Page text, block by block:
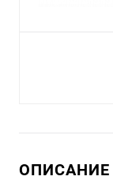
ОПИСАНИЕ